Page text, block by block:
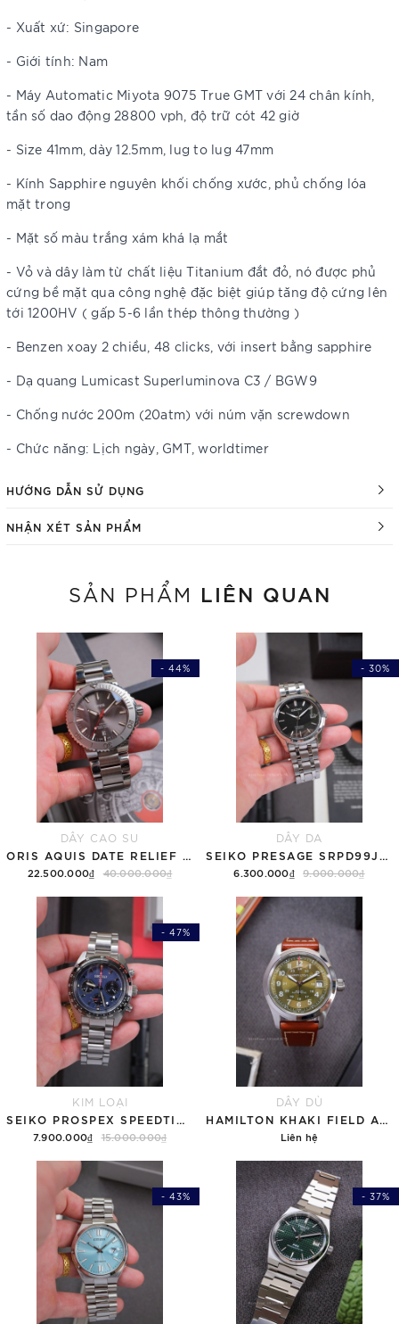
- Xuất xứ: Singapore
- Giới tính: Nam
- Máy Automatic Miyota 9075 True GMT với 24 chân kính,
tần số dao động 28800 vph, độ trữ cót 42 giờ
- Size 41mm, dày 12.5mm, lug to lug 47mm
- Kính Sapphire nguyên khối chống xước, phủ chống lóa
mặt trong
- Mặt số màu trắng xám khá lạ mắt
- Vỏ và dây làm từ chất liệu Titanium đắt đỏ, nó được phủ
cứng bề mặt qua công nghệ đặc biệt giúp tăng độ cứng lên
tới 1200HV ( gấp 5-6 lần thép thông thường )
- Benzen xoay 2 chiều, 48 clicks, với insert bằng sapphire
- Dạ quang Lumicast Superluminova C3 / BGW9
- Chống nước 200m (20atm) với núm vặn screwdown
- Chức năng: Lịch ngày, GMT, worldtimer
HƯỚNG DẪN SỬ DỤNG
NHẬN XÉT SẢN PHẨM
SẢN PHẨM LIÊN QUAN
- 44%
DÂY CAO SU
22.500.000₫ 40.000.000₫
- 30%
DÂY DA
6.300.000₫ 9.000.000₫
- 47%
KIM LOẠI
7.900.000₫ 15.000.000₫
DÂY DÙ
Liên hệ
- 43% - 37%